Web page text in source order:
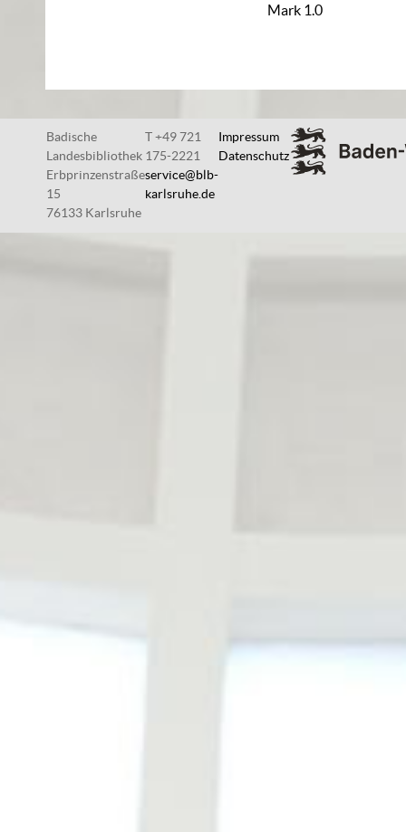
Mark 1.0
Badische
Landesbibliothek
Erbprinzenstraße
15
76133 Karlsruhe
T +49 721
175-2221
service@blb-
karlsruhe.de
Impressum
Datenschutz